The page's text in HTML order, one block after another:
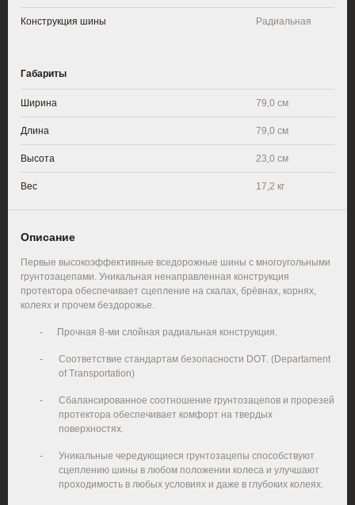
Конструкция шины Радиальная
Габариты
Ширина 79,0 см
Длина 79,0 см
Высота 23,0 см
Вес 17,2 кг
Описание
Первые высокоэффективные вседорожные шины с многоугольными
грунтозацепами. Уникальная ненаправленная конструкция
протектора обеспечивает сцепление на скалах, брёвнах, корнях,
колеях и прочем бездорожье.
- Прочная 8-ми слойная радиальная конструкция.
- Соответствие стандартам безопасности DOT. (Departament
of Transportation)
-
Сбалансированное соотношение грунтозацепов и прорезей
протектора обеспечивает комфорт на твердых
поверхностях.
-
Уникальные чередующиеся грунтозацепы способствуют
сцеплению шины в любом положении колеса и улучшают
проходимость в любых условиях и даже в глубоких колеях.